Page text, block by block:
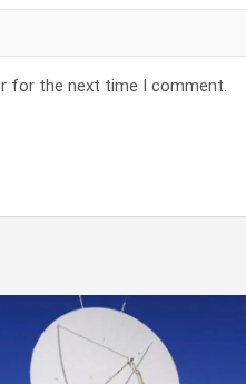
for the next time I comment.